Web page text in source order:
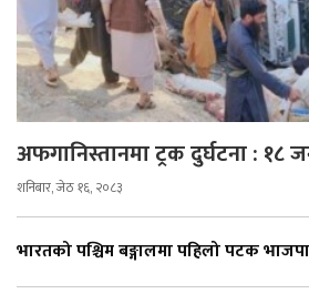
अफगानिस्तानमा ट्रक दुर्घटना : १८
शनिबार, जेठ १६, २०८३
भारतको पश्चिम बङ्गालमा पहिलो पटक